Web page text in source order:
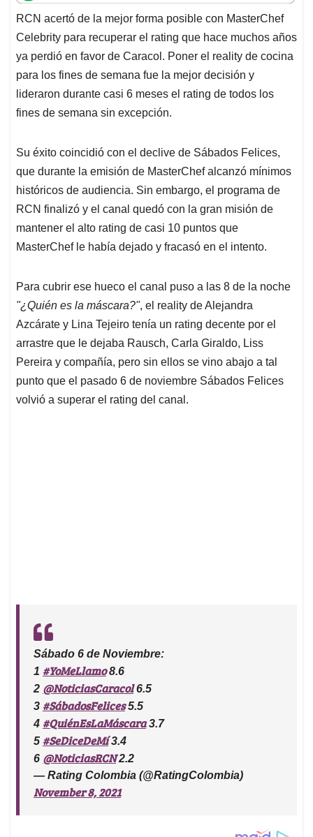
t
s
A
p
p
e
b
o
o
k
k
e
d
I
n
i
l
e
a
d
s
RCN acertó de la mejor forma posible con MasterChef
Celebrity para recuperar el rating que hace muchos años
ya perdió en favor de Caracol. Poner el reality de cocina
para los fines de semana fue la mejor decisión y
lideraron durante casi 6 meses el rating de todos los
fines de semana sin excepción.
Su éxito coincidió con el declive de Sábados Felices,
que durante la emisión de MasterChef alcanzó mínimos
históricos de audiencia. Sin embargo, el programa de
RCN finalizó y el canal quedó con la gran misión de
mantener el alto rating de casi 10 puntos que
MasterChef le había dejado y fracasó en el intento.
Para cubrir ese hueco el canal puso a las 8 de la noche
"¿Quién es la máscara?", el reality de Alejandra
Azcárate y Lina Tejeiro tenía un rating decente por el
arrastre que le dejaba Rausch, Carla Giraldo, Liss
Pereira y compañía, pero sin ellos se vino abajo a tal
punto que el pasado 6 de noviembre Sábados Felices
volvió a superar el rating del canal.
Sábado 6 de Noviembre:
1 #YoMeLlamo8.6
2 @NoticiasCaracol6.5
3 #SábadosFelices5.5
4 #QuiénEsLaMáscara3.7
5 #SeDiceDeMí3.4
6 @NoticiasRCN2.2
— Rating Colombia (@RatingColombia)
November 8, 2021